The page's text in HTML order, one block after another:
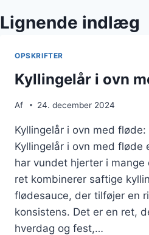
Lignende indlæg
OPSKRIFTER
Kyllingelår i ovn
Af 24. december 2024
Kyllingelår i ovn med
Kyllingelår i ovn med fløde
har vundet hjerter i mange
ret kombinerer saftige
flødesauce, der tilføjer en
konsistens. Det er en ret,
hverdag og fest,…